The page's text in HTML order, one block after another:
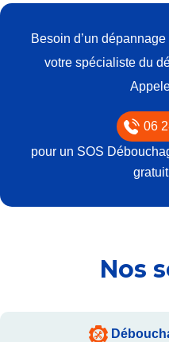
Besoin d’un
votre spécialiste du
06
pour un SOS
Nos